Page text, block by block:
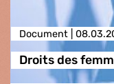
Document |
Droits des